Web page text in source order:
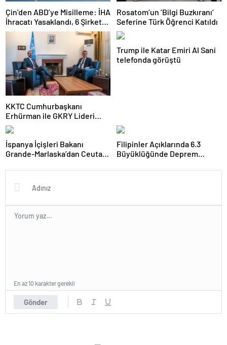
Çin’den ABD’ye Misilleme: İHA
İhracatı Yasaklandı, 6 Şirket
Yaptırım Listesinde
Rosatom’un ‘Bilgi Buzkıranı’
Seferine Türk Öğrenci Katıldı
KKTC Cumhurbaşkanı
Erhürman ile GKRY Lideri
Hristodulidis 26 Ağustos’ta
Görüşecek
Trump ile Katar Emiri Al Sani
telefonda görüştü
İspanya İçişleri Bakanı
Grande-Marlaska’dan Ceuta
Filipinler Açıklarında 6.3
Büyüklüğünde Deprem
Gönder
En az 10 karakter gerekli